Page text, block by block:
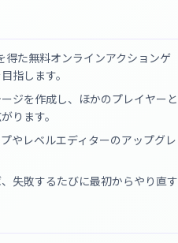
た無料オンラインアクションゲ
指します。
ジを作成し、ほかのプレイヤーと
ります。
やレベルエディターのアップグレ
失敗するたびに最初からやり直す